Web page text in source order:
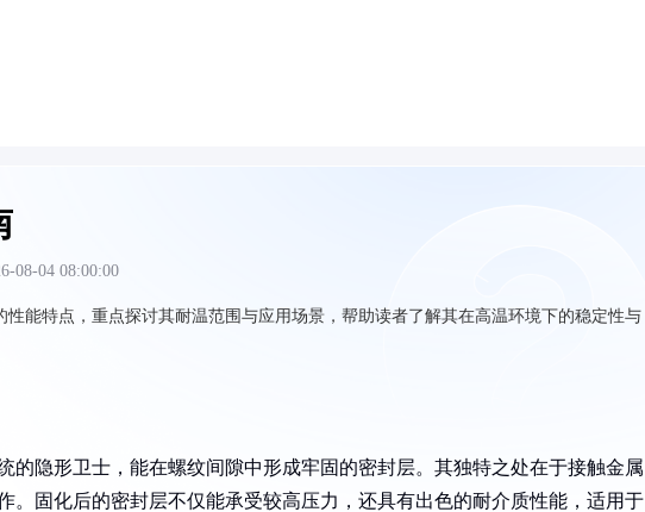
08-04 08:00:00
性能特点，重点探讨其耐温范围与应用场景，帮助读者了解其在高温环境下的稳定性与
的隐形卫士，能在螺纹间隙中形成牢固的密封层。其独特之处在于接触金属
。固化后的密封层不仅能承受较高压力，还具有出色的耐介质性能，适用于